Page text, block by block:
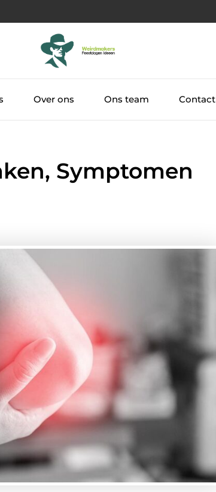
Over ons Ons team Contact
Symptomen